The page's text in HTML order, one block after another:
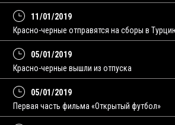
11/01/2019
Красно-черные отправятся на сборы в
05/01/2019
Красно-черные вышли из отпуска
05/01/2019
Первая часть фильма «Открытый футбол»